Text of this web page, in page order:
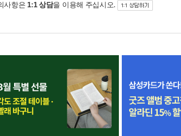
사항은 1:1 상담을 이용해 주십시오.